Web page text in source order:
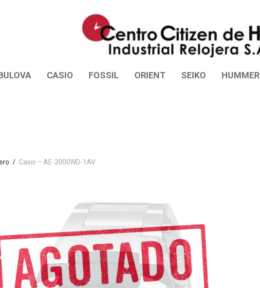
CASIO FOSSIL ORIENT SEIKO HUMMER
/ Casio – AE-2000WD-1AV